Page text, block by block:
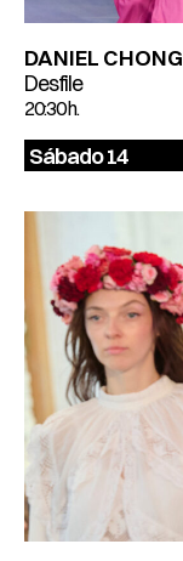
DANIEL CHONG
Desfile
20:30 h.
Sábado 14